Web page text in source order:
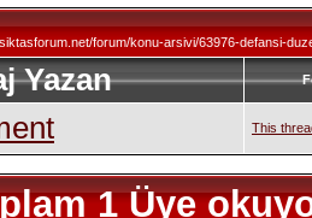
forum/konu-arsivi/63976-defansi-
Yazan
This
1 Üye